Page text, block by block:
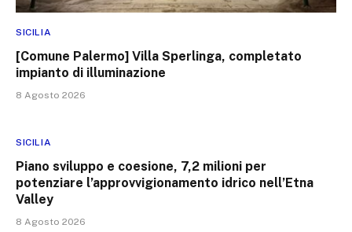
SICILIA
[Comune Palermo] Villa Sperlinga, completato
impianto di illuminazione
8 Agosto 2026
SICILIA
Piano sviluppo e coesione, 7,2 milioni per
potenziare l’approvvigionamento idrico nell’Etna
Valley
8 Agosto 2026